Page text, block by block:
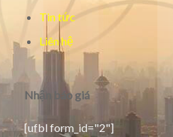
Tin tức
Liên hệ
Nhận báo giá
[ufbl form_id="2"]